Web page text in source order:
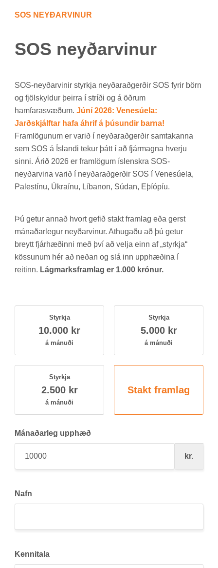
SOS NEYÐ­AR­VIN­UR
SOS neyð­ar­vin­ur
SOS-neyð­ar­vin­ir styrkja neyð­ar­að­gerð­ir SOS fyr­ir börn
og fjöl­skyld­ur þeirra í stríði og á öðr­um
ham­fara­svæð­um. Júní 2026: Venesúela:
Jarðskjálftar hafa áhrif á þúsundir barna!
Fram­lög­un­um er var­ið í neyð­ar­að­gerð­ir sam­tak­anna
sem SOS á Ís­landi tek­ur þátt í að fjár­magna hverju
sinni. Árið 2026 er fram­lög­um ís­lenskra SOS-
neyð­ar­vina var­ið í neyð­ar­að­gerð­ir SOS í Venesúela,
Palestínu, Úkraínu, Líb­anon, Súd­an, Eþí­óp­íu.
Þú get­ur ann­að hvort gef­ið stakt fram­lag eða gerst
mán­að­ar­leg­ur neyð­ar­vin­ur. At­hug­aðu að þú get­ur
breytt fjár­hæð­inni með því að velja einn af „styrkja“
köss­un­um hér að neð­an og slá inn upp­hæð­ina í
reit­inn. Lágmarksframlag er 1.000 krónur.
Styrkja
10.000 kr
á mán­uði
Styrkja
5.000 kr
á mán­uði
Styrkja
2.500 kr
á mán­uði
Stakt fram­lag
Mán­að­ar­leg upp­hæð
kr.
Nafn
Kennitala